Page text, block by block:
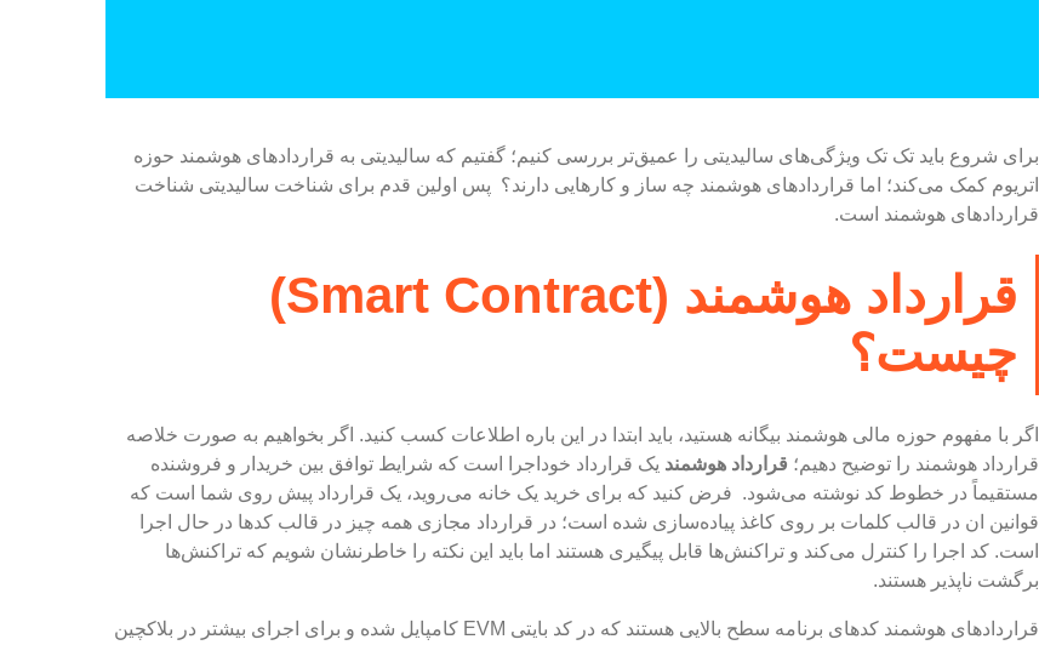
برای شروع باید تک تک ویژگی‌های سالیدیتی را عمیق‌تر بررسی کنیم؛ گفتیم که سالیدیتی به قراردادهای هوشمند حوزه
اتریوم کمک می‌کند؛ اما قراردادهای هوشمند چه ساز و کارهایی دارند؟ پس اولین قدم برای شناخت سالیدیتی شناخت
قراردادهای هوشمند است.
قرارداد هوشمند (Smart Contract)
چیست؟
اگر با مفهوم حوزه مالی هوشمند بیگانه هستید، باید ابتدا در این باره اطلاعات کسب کنید. اگر بخواهیم به صورت خلاصه
قرارداد هوشمند را توضیح دهیم؛ قرارداد هوشمند یک قرارداد خوداجرا است که شرایط توافق بین خریدار و فروشنده
مستقیماً در خطوط کد نوشته می‌شود. فرض کنید که برای خرید یک خانه می‌روید، یک قرارداد پیش روی شما است که
قوانین ان در قالب کلمات بر روی کاغذ پیاده‌سازی شده است؛ در قرارداد مجازی همه چیز در قالب کدها در حال اجرا
است. کد اجرا را کنترل می‌کند و تراکنش‌ها قابل پیگیری هستند اما باید این نکته را خاطرنشان شویم که تراکنش‌ها
برگشت ناپذیر هستند.
قرارداد‌‌‌های هوشمند کد‌‌‌های برنامه سطح بالایی هستند که در کد بایتی EVM کامپایل شده و برای اجرای بیشتر در بلاکچین